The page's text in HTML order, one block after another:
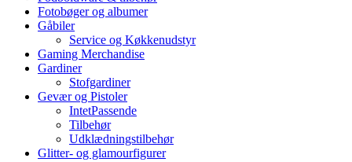
Fotobøger og albumer
Gåbiler
Service og Køkkenudstyr
Gaming Merchandise
Gardiner
Stofgardiner
Gevær og Pistoler
IntetPassende
Tilbehør
Udklædningstilbehør
Glitter- og glamourfigurer